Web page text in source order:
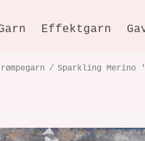
Effektgarn
/ Sparkling Merino